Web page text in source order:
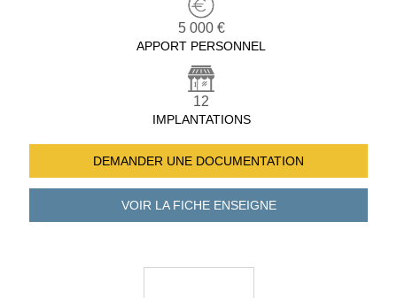
5 000 €
APPORT PERSONNEL
12
IMPLANTATIONS
DEMANDER UNE DOCUMENTATION
VOIR LA FICHEENSEIGNE